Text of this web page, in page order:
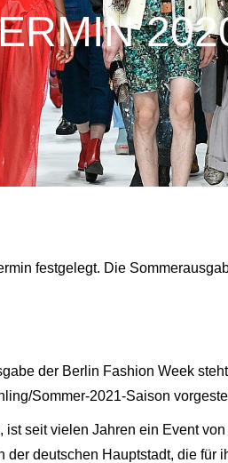
festgelegt. Die
der Berlin Fashion Week
Sommer-2021-Saison
seit vielen Jahren ein Event
deutschen Hauptstadt, die